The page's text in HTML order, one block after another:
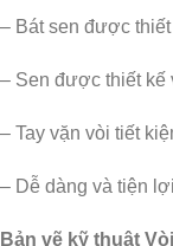
– Bát sen được
– Sen được thiết kế
– Tay vặn vòi tiết
– Dễ dàng và tiện
Bản vẽ kỹ thuật